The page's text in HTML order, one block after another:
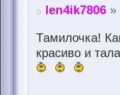
len4ik7806 »
Тамилочка!
красиво и